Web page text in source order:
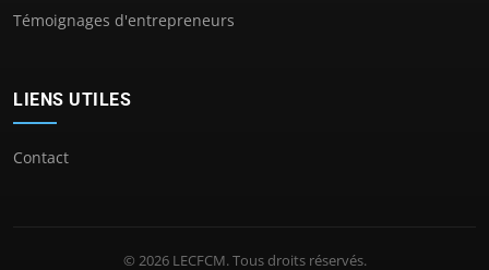
Témoignages d'entrepreneurs
LIENS UTILES
Contact
© 2026 LECFCM. Tous droits réservés.